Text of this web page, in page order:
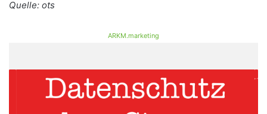
Quelle: ots
ARKM.marketing